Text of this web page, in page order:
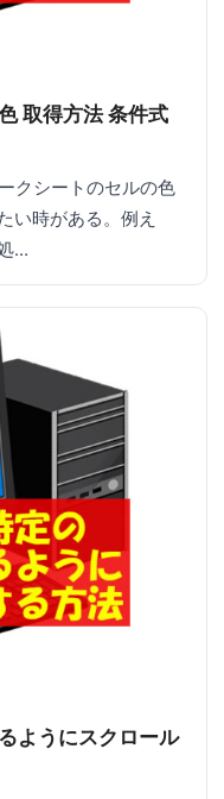
取得方法 条件式
クシートのセルの色
い時がある。例え
…
ようにスクロール